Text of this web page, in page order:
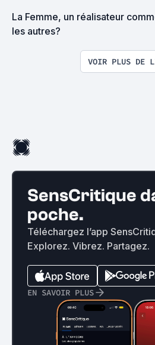
La Femme, un réalisateur
les autres?
VOIR PLUS DE
SensCritique
poche.
Téléchargez l’app
Explorez. Vibrez. Partagez.
EN SAVOIR PLUS